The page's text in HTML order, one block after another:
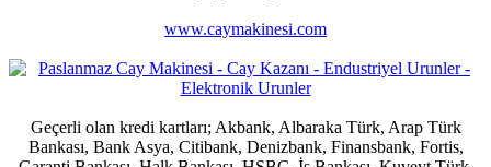
www.caymakinesi.com
Geçerli olan kredi kartları; Akbank, Albaraka Türk, Arap Türk
Bankası, Bank Asya, Citibank, Denizbank, Finansbank, Fortis,